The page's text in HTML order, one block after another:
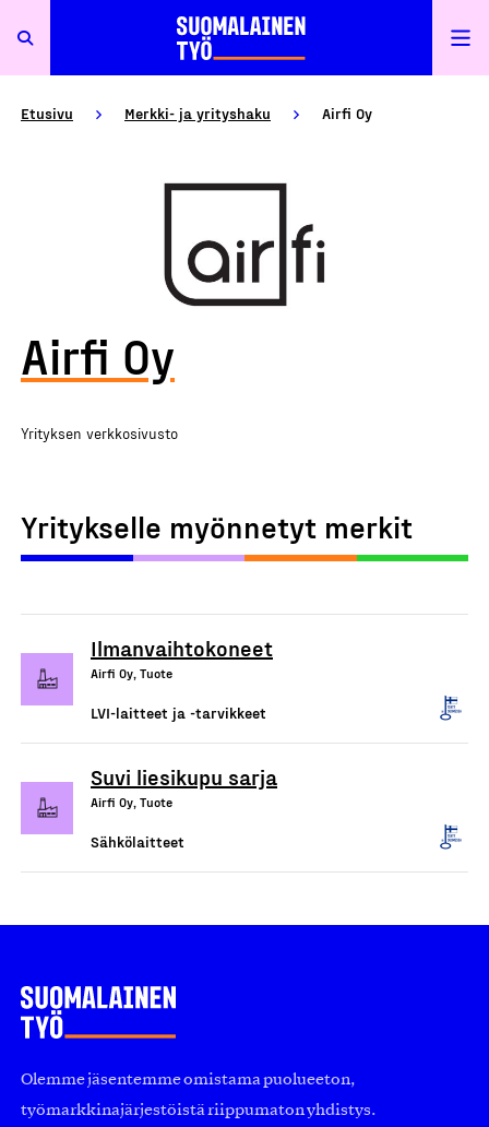
Etusivu Merkki- ja yrityshaku Airfi Oy
Airfi Oy
Yrityksen verkkosivusto
Yritykselle myönnetyt merkit
Ilmanvaihtokoneet
Airfi Oy, Tuote
LVI-laitteet ja -tarvikkeet
Suvi liesikupu sarja
Airfi Oy, Tuote
Sähkölaitteet
Olemme jäsentemme omistama puolueeton,
työmarkkinajärjestöistä riippumaton yhdistys.